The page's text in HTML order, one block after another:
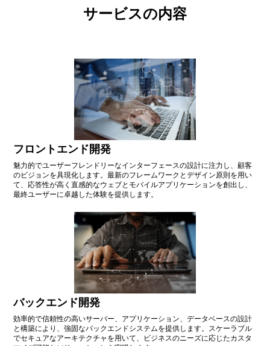
サービスの内容
フロントエンド開発
魅力的でユーザーフレンドリーなインターフェースの設計に注力し、顧客
のビジョンを具現化します。最新のフレームワークとデザイン原則を用い
て、応答性が高く直感的なウェブとモバイルアプリケーションを創出し、
最終ユーザーに卓越した体験を提供します。
バックエンド開発
効率的で信頼性の高いサーバー、アプリケーション、データベースの設計
と構築により、強固なバックエンドシステムを提供します。スケーラブル
でセキュアなアーキテクチャを用いて、ビジネスのニーズに応じたカスタ